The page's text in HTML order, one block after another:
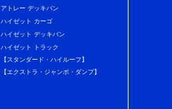
アトレー デッキバン
ハイゼット カーゴ
ハイゼット デッキバン
ハイゼット トラック
【スタンダード・ハイルーフ】
【エクストラ・ジャンボ・ダンプ】